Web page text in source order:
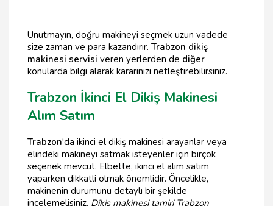
Unutmayın, doğru makineyi seçmek uzun vadede
size zaman ve para kazandırır. Trabzon dikiş
makinesi servisi veren yerlerden de diğer
konularda bilgi alarak kararınızı netleştirebilirsiniz.
Trabzon İkinci El Dikiş Makinesi
Alım Satım
Trabzon'da ikinci el dikiş makinesi arayanlar veya
elindeki makineyi satmak isteyenler için birçok
seçenek mevcut. Elbette, ikinci el alım satım
yaparken dikkatli olmak önemlidir. Öncelikle,
makinenin durumunu detaylı bir şekilde
incelemelisiniz. Dikiş makinesi tamiri Trabzon